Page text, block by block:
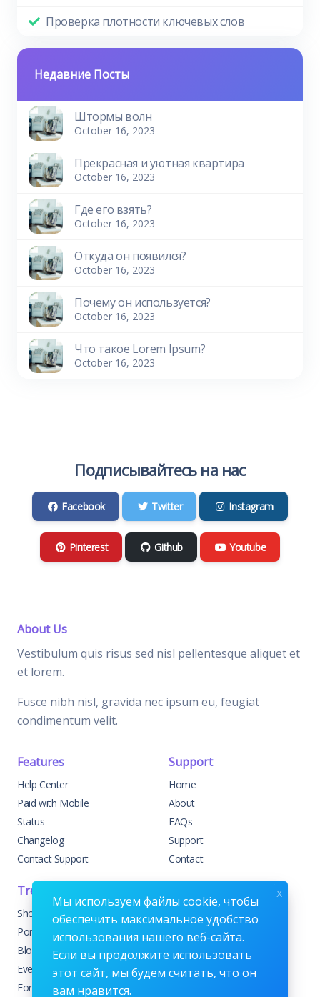
Проверка плотности ключевых слов
Недавние Посты
Штормы волн
October 16, 2023
Прекрасная и уютная квартира
October 16, 2023
Где его взять?
October 16, 2023
Откуда он появился?
October 16, 2023
Почему он используется?
October 16, 2023
Что такое Lorem Ipsum?
October 16, 2023
Подписывайтесь на нас
Facebook Twitter Instagram
Pinterest Github Youtube
About Us
Vestibulum quis risus sed nisl pellentesque aliquet et
et lorem.
Fusce nibh nisl, gravida nec ipsum eu, feugiat
condimentum velit.
Features
Help Center
Paid with Mobile
Status
Changelog
Contact Support
Support
Home
About
FAQs
Support
Contact
Trending
Shop
Portfolio
Blog
Events
Forums
Knowledge Center
Custom Development
Sponsorships
Terms & Conditions
Мы используем файлы cookie, чтобы
обеспечить максимальное удобство
использования нашего веб-сайта.
Если вы продолжите использовать
этот сайт, мы будем считать, что он
вам нравится.
x